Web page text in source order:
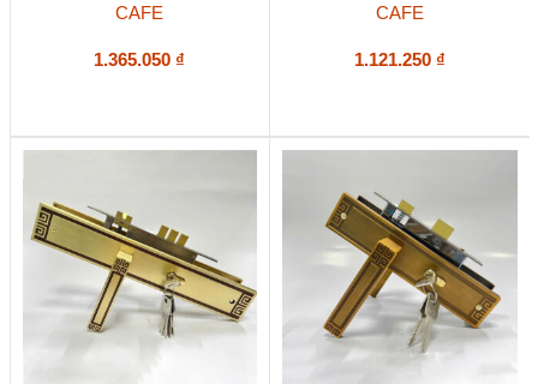
CAFE
1.365.050 ₫
CAFE
1.121.250 ₫